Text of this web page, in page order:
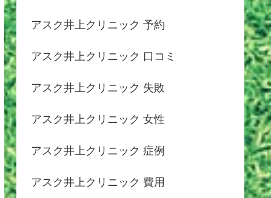
アスク井上クリニック 予約
アスク井上クリニック 口コミ
アスク井上クリニック 失敗
アスク井上クリニック 女性
アスク井上クリニック 症例
アスク井上クリニック 費用